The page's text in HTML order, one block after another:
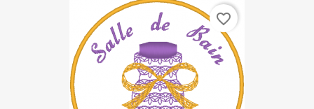
favorite_border